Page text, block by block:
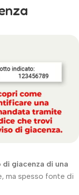
di giacenza di una
ma spesso fonte di